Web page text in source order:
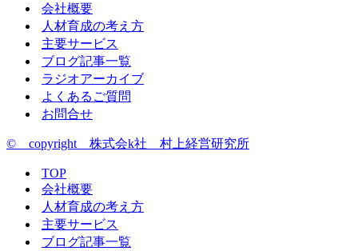
会社概要
人材育成の考え方
主要サービス
ブログ記事一覧
ラジオアーカイブ
よくあるご質問
お問合せ
© copyright 株式会k社 村上経営研究所
TOP
会社概要
人材育成の考え方
主要サービス
ブログ記事一覧